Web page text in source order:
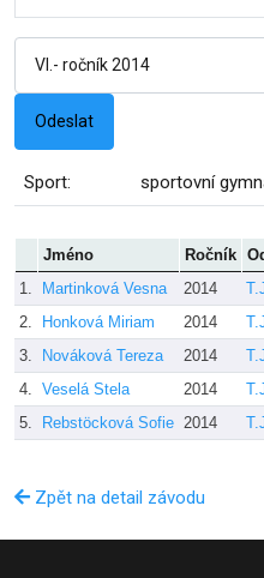
Sport: sportovní
Jméno Ročník
1.
Martinková Vesna 2014
2.
Honková Miriam 2014
3.
Nováková Tereza 2014
4. Veselá Stela 2014
5.
Rebstöcková Sofie 2014
Zpět na detail závodu